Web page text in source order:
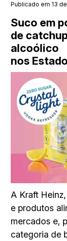
Publicado em 13
Suco em
de
alcoólico
nos
A Kraft
e produtos
mercados e,
categoria de